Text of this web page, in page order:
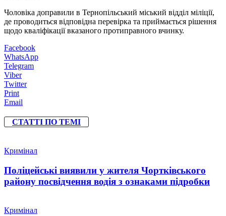
Чоловіка доправили в Тернопільський міський відділ міліції,
де проводиться відповідна перевірка та приймається рішення
щодо кваліфікації вказаного протиправного вчинку.
Facebook
WhatsApp
Telegram
Viber
Twitter
Print
Email
СТАТТІ ПО ТЕМІ
Кримінал
Поліцейські виявили у жителя Чортківського
району посвідчення водія з ознаками підробки
Кримінал